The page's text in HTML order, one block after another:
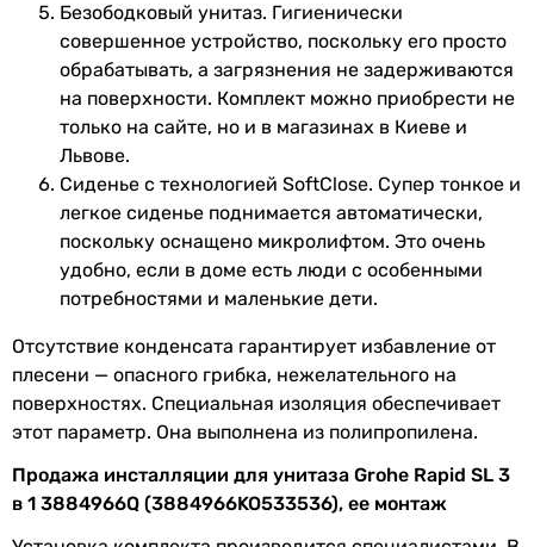
Безободковый унитаз. Гигиенически
совершенное устройство, поскольку его просто
обрабатывать, а загрязнения не задерживаются
на поверхности. Комплект можно приобрести не
только на сайте, но и в магазинах в Киеве и
Львове.
Сиденье с технологией SoftClose. Супер тонкое и
легкое сиденье поднимается автоматически,
поскольку оснащено микролифтом. Это очень
удобно, если в доме есть люди с особенными
потребностями и маленькие дети.
Отсутствие конденсата гарантирует избавление от
плесени — опасного грибка, нежелательного на
поверхностях. Специальная изоляция обеспечивает
этот параметр. Она выполнена из полипропилена.
Продажа инсталляции для унитаза Grohe Rapid SL 3
в 1 3884966Q (3884966KO533536), ее монтаж